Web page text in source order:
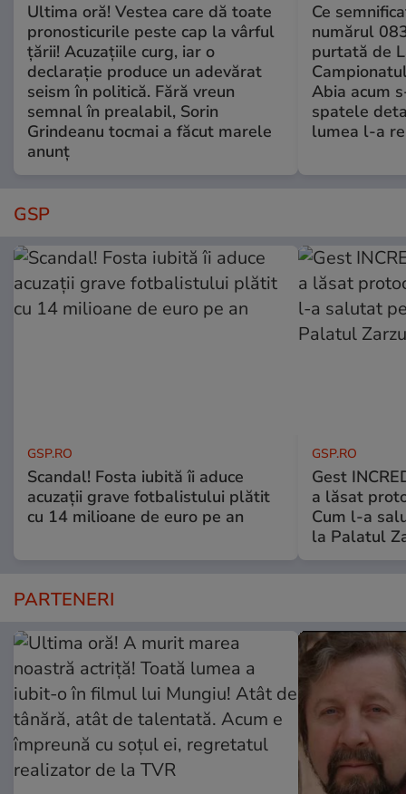
Ultima oră! Vestea care dă toate
pronosticurile peste cap la vârful
țării! Acuzațiile curg, iar o
declarație produce un adevărat
seism în politică. Fără vreun
semnal în prealabil, Sorin
Grindeanu tocmai a făcut marele
anunț
Ce
numărul
purtată de
Abia acum
spatele
lumea l-a
GSP
GSP.RO
Scandal! Fosta iubită îi aduce
acuzații grave fotbalistului plătit
cu 14 milioane de euro pe an
GSP.RO
Gest
a lăsat
Cum l-a
la Palatul
PARTENERI